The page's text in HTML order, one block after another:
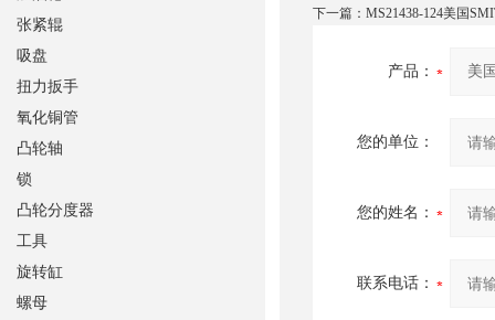
下一篇： MS21438-124美国
产品：
您的单位：
您的姓名：
联系电话：
张紧辊
吸盘
扭力扳手
氧化铜管
凸轮轴
锁
凸轮分度器
工具
旋转缸
螺母